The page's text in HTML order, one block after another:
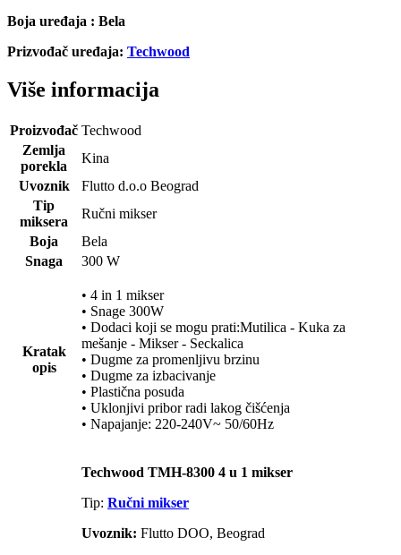
Boja uređaja : Bela
Prizvođač uređaja: Techwood
Više informacija
Proizvođač Techwood
Zemlja
porekla
Kina
Uvoznik
Flutto d.o.o Beograd
Tip
miksera
Ručni mikser
Boja
Bela
Snaga
300 W
Kratak
opis
• 4 in 1 mikser
• Snage 300W
• Dodaci koji se mogu prati:Mutilica - Kuka za
mešanje - Mikser - Seckalica
• Dugme za promenljivu brzinu
• Dugme za izbacivanje
• Plastična posuda
• Uklonjivi pribor radi lakog čišćenja
• Napajanje: 220-240V~ 50/60Hz
Techwood TMH-8300 4 u 1 mikser
Tip: Ručni mikser
Uvoznik: Flutto DOO, Beograd